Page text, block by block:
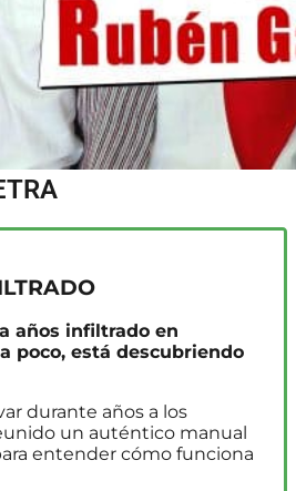
años infiltrado en
poco, está descubriendo
durante años a los
un auténtico manual
entender cómo funciona